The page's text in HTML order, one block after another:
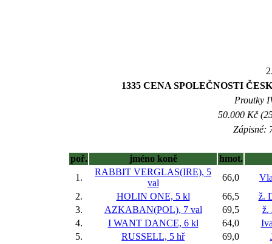
1335 CENA SPOLEČNOSTI
Proutky
50.000 Kč
Zápisné:
poř. jméno koně
hmot.
1.
RABBIT VERGLAS(IRE), 5
val
66,0
2.
HOLIN ONE, 5 kl 66,5
ž.
3.
AZKABAN(POL), 7 val 69,5
ž.
4.
I WANT DANCE, 6 kl 64,0
5.
RUSSELL, 5 hř 69,0